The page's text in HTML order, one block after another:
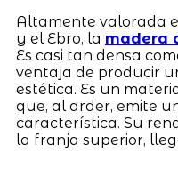
Altamente valorada
y el Ebro, la madera
Es casi tan densa
ventaja de producir
estética. Es un
que, al arder, emite
característica. Su
la franja superior,